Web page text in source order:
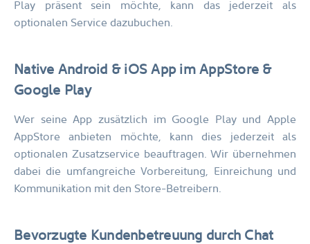
Play präsent sein möchte, kann das jederzeit als
optionalen Service dazubuchen.
Native Android & iOS App im AppStore &
Google Play
Wer seine App zusätzlich im Google Play und Apple
AppStore anbieten möchte, kann dies jederzeit als
optionalen Zusatzservice beauftragen. Wir übernehmen
dabei die umfangreiche Vorbereitung, Einreichung und
Kommunikation mit den Store-Betreibern.
Bevorzugte Kundenbetreuung durch Chat